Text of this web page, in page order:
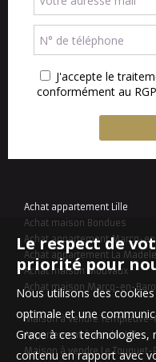
J'accepte le
conformément au
Achat appartement Lille
Achat maison Bondues
Achat appartement Marcq-
Achat appartement La
Achat maison Mouvaux
Achat maison Marcq-en-
Maison à vendre
Appartement à vendre Lille
Maison à vendre Le
Le respect de
priorité pour
Nous utilisons des
optimale et une
Grace à ces
contenu en rapport avec